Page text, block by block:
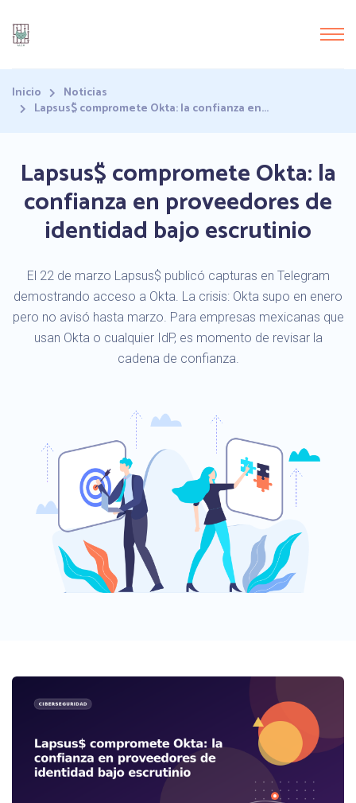
Inicio
Noticias
Lapsus$ compromete Okta: la confianza en...
Lapsus$ compromete Okta: la
confianza en proveedores de
identidad bajo escrutinio
El 22 de marzo Lapsus$ publicó capturas en Telegram
demostrando acceso a Okta. La crisis: Okta supo en enero
pero no avisó hasta marzo. Para empresas mexicanas que
usan Okta o cualquier IdP, es momento de revisar la
cadena de confianza.